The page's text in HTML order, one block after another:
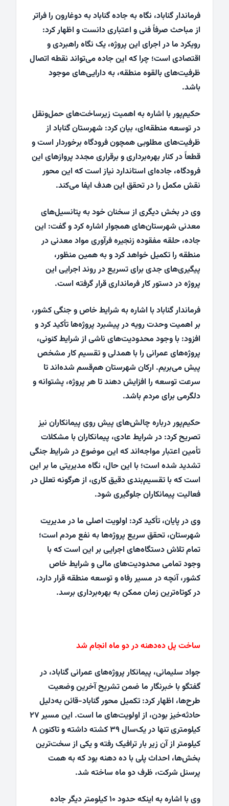
فرماندار گناباد، نگاه به جاده گناباد به دوغارون را فراتر
از مباحث صرفاً فنی و اعتباری دانست و اظهار کرد:
رویکرد ما در اجرای این پروژه، یک نگاه راهبردی و
اقتصادی است؛ چرا که این جاده می‌تواند نقطه اتصال
ظرفیت‌های بالقوه منطقه، به دارایی‌های موجود
باشد.
حکیم‌پور با اشاره به اهمیت زیرساخت‌های حمل‌ونقل
در توسعه منطقه‌ای، بیان کرد: شهرستان گناباد از
ظرفیت‌های مطلوبی همچون فرودگاه برخوردار است و
قطعاً در کنار بهره‌برداری و برقراری مجدد پروازهای این
فرودگاه، جاده‌ای استاندارد نیاز است که این محور
نقش مکمل را در تحقق این هدف ایفا می‌کند.
وی در بخش دیگری از سخنان خود به پتانسیل‌های
معدنی شهرستان‌های همجوار اشاره کرد و گفت: این
جاده، حلقه مفقوده‌ زنجیره فرآوری مواد معدنی در
منطقه را تکمیل خواهد کرد و به همین منظور،
پیگیری‌های جدی برای تسریع در روند اجرایی این
پروژه در دستور کار فرمانداری قرار گرفته است.
فرماندار گناباد با اشاره به شرایط خاص و جنگی کشور،
بر اهمیت وحدت رویه در پیشبرد پروژه‌ها تأکید کرد و
افزود: با وجود محدودیت‌های ناشی از شرایط کنونی،
پروژه‌های عمرانی را با همدلی و تقسیم کار مشخص
پیش می‌بریم. ارکان شهرستان هم‌قسم شده‌اند تا
سرعت توسعه را افزایش دهند تا هر پروژه، پشتوانه و
دلگرمی برای مردم باشد.
حکیم‌پور درباره چالش‌های پیش روی پیمانکاران نیز
تصریح کرد: در شرایط عادی، پیمانکاران با مشکلات
تأمین اعتبار مواجه‌اند که این موضوع در شرایط جنگی
تشدید شده است؛ با این حال، نگاه مدیریتی ما بر این
است که با تقسیم‌بندی دقیق کاری، از هرگونه تعلل در
فعالیت پیمانکاران جلوگیری شود.
وی در پایان، تأکید کرد: اولویت اصلی ما در مدیریت
شهرستان، تحقق سریع پروژه‌ها به نفع مردم است؛
تمام تلاش دستگاه‌های اجرایی بر این است که با
وجود تمامی محدودیت‌های مالی و شرایط خاص
کشور، آنچه در مسیر رفاه و توسعه منطقه قرار دارد،
در کوتاه‌ترین زمان ممکن به بهره‌برداری برسد.
ساخت پل ده‌دهنه در دو ماه انجام شد
جواد سلیمانی، پیمانکار پروژه‌های عمرانی گناباد، در
گفتگو با خبرنگار ما ضمن تشریح آخرین وضعیت
طرح‌ها، اظهار کرد: تکمیل محور گناباد-قائن به‌دلیل
حادثه‌خیز بودن، از اولویت‌های ما است. این مسیر ۲۷
کیلومتری تنها در یک‌سال ۳۹ کشته داشته و تاکنون ۸
کیلومتر از آن زیر بار ترافیک رفته و یکی از سخت‌ترین
بخش‌ها، احداث پلی با ده دهنه بود که به همت
پرسنل شرکت، ظرف دو ماه ساخته شد.
وی با اشاره به اینکه حدود ۱۰ کیلومتر دیگر جاده